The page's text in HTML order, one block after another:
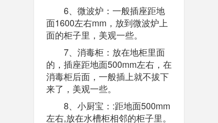
6、微波炉：一般插座距地
面1600左右mm，放到微波炉上
面的柜子里，美观一些。
7、消毒柜：放在地柜里面
的，插座距地面500mm左右，在
消毒柜后面，一般插上就不拔下
来了，美观一些。
8、小厨宝：:距地面500mm
左右,放在水槽柜相邻的柜子里。